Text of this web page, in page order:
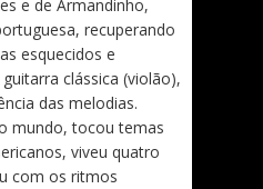
e de Armandinho,
recuperando
esquecidos e
clássica (violão),
das melodias.
mundo, tocou temas
viveu quatro
com os ritmos